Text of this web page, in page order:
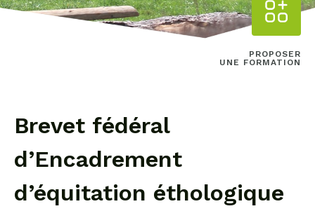
PROPOSER
UNE FORMATION
Brevet fédéral
d’Encadrement
d’équitation éthologique